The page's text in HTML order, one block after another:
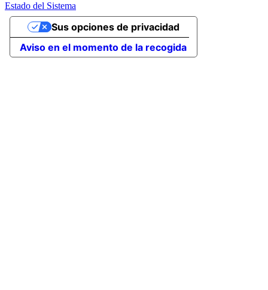
Estado del Sistema
Aviso en el momento de la recogida
Sus opciones de privacidad